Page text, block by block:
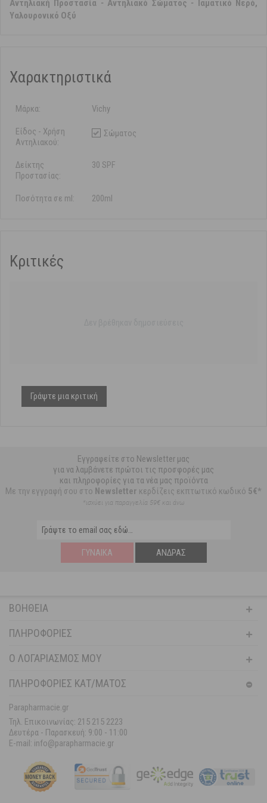
Αντηλιακή Προστασία - Αντηλιακό Σώματος - Ιαματικό Νερό,
Υαλουρονικό Οξύ
Χαρακτηριστικά
Μάρκα: Vichy
Είδος - Χρήση
Αντηλιακού:
Σώματος
Δείκτης
Προστασίας:
30 SPF
Ποσότητα σε ml: 200ml
Κριτικές
Γράψτε μια κριτική
Εγγραφείτε στο Newsletter μας
για να λαμβάνετε πρώτοι τις προσφορές μας
και πληροφορίες για τα νέα μας προϊόντα
Με την εγγραφή σου στο Newsletter κερδίζεις εκπτωτικό κωδικό 5€*
*ισχύει για παραγγελία 59€ και άνω
ΓΥΝΑΊΚΑ ΆΝΔΡΑΣ
ΒΟΉΘΕΙΑ
ΠΛΗΡΟΦΟΡΊΕΣ
Ο ΛΟΓΑΡΙΑΣΜΌΣ ΜΟΥ
ΠΛΗΡΟΦΟΡΙΕΣ ΚΑΤ/ΜΑΤΟΣ
Parapharmacie.gr
Τηλ. Επικοινωνίας: 215 215 2223
Δευτέρα - Παρασκευή: 9:00 - 11:00
E-mail: info@parapharmacie.gr